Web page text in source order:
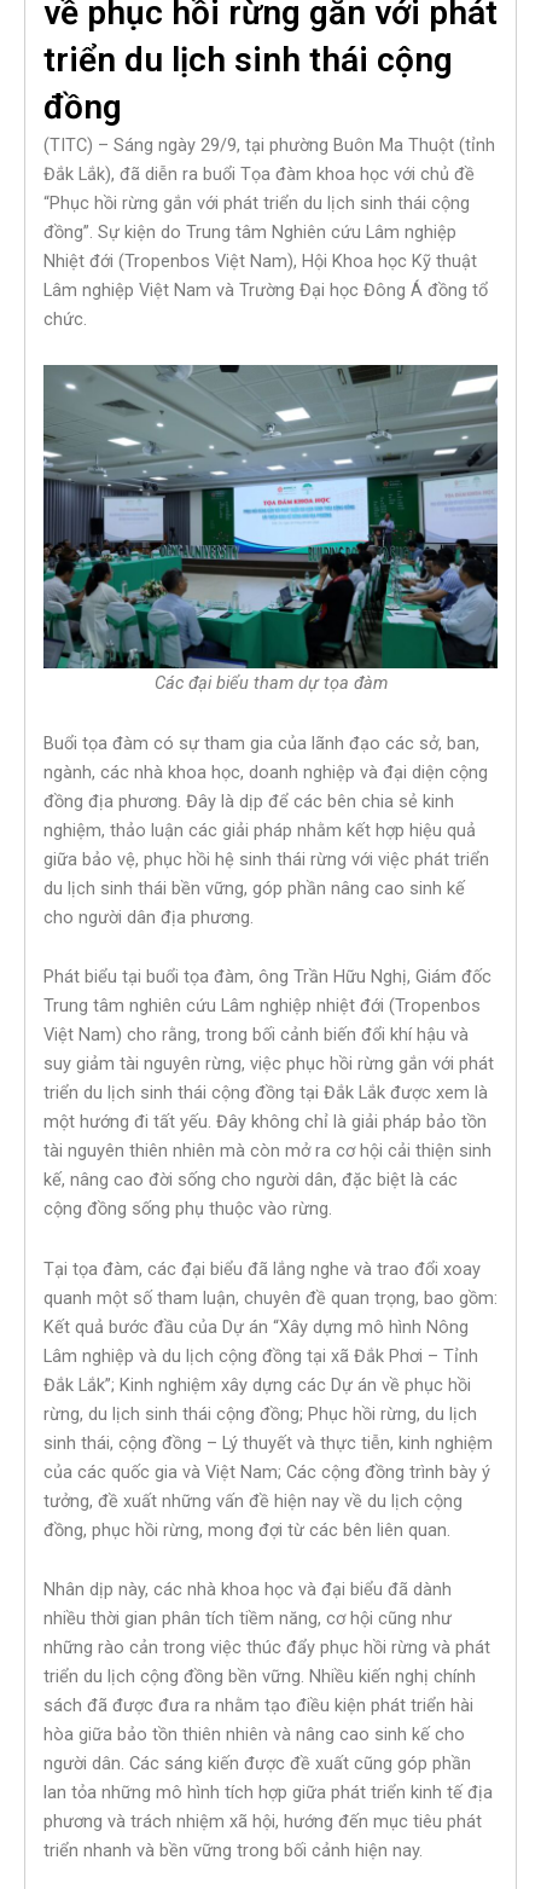
về phục hồi rừng gắn với phát
triển du lịch sinh thái cộng
đồng
(TITC) – Sáng ngày 29/9, tại phường Buôn Ma Thuột (tỉnh
Đắk Lắk), đã diễn ra buổi Tọa đàm khoa học với chủ đề
“Phục hồi rừng gắn với phát triển du lịch sinh thái cộng
đồng”. Sự kiện do Trung tâm Nghiên cứu Lâm nghiệp
Nhiệt đới (Tropenbos Việt Nam), Hội Khoa học Kỹ thuật
Lâm nghiệp Việt Nam và Trường Đại học Đông Á đồng tổ
chức.
Các đại biểu tham dự tọa đàm
Buổi tọa đàm có sự tham gia của lãnh đạo các sở, ban,
ngành, các nhà khoa học, doanh nghiệp và đại diện cộng
đồng địa phương. Đây là dịp để các bên chia sẻ kinh
nghiệm, thảo luận các giải pháp nhằm kết hợp hiệu quả
giữa bảo vệ, phục hồi hệ sinh thái rừng với việc phát triển
du lịch sinh thái bền vững, góp phần nâng cao sinh kế
cho người dân địa phương.
Phát biểu tại buổi tọa đàm, ông Trần Hữu Nghị, Giám đốc
Trung tâm nghiên cứu Lâm nghiệp nhiệt đới (Tropenbos
Việt Nam) cho rằng, trong bối cảnh biến đổi khí hậu và
suy giảm tài nguyên rừng, việc phục hồi rừng gắn với phát
triển du lịch sinh thái cộng đồng tại Đắk Lắk được xem là
một hướng đi tất yếu. Đây không chỉ là giải pháp bảo tồn
tài nguyên thiên nhiên mà còn mở ra cơ hội cải thiện sinh
kế, nâng cao đời sống cho người dân, đặc biệt là các
cộng đồng sống phụ thuộc vào rừng.
Tại tọa đàm, các đại biểu đã lắng nghe và trao đổi xoay
quanh một số tham luận, chuyên đề quan trọng, bao gồm:
Kết quả bước đầu của Dự án “Xây dựng mô hình Nông
Lâm nghiệp và du lịch cộng đồng tại xã Đắk Phơi – Tỉnh
Đắk Lắk”; Kinh nghiệm xây dựng các Dự án về phục hồi
rừng, du lịch sinh thái cộng đồng; Phục hồi rừng, du lịch
sinh thái, cộng đồng – Lý thuyết và thực tiễn, kinh nghiệm
của các quốc gia và Việt Nam; Các cộng đồng trình bày ý
tưởng, đề xuất những vấn đề hiện nay về du lịch cộng
đồng, phục hồi rừng, mong đợi từ các bên liên quan.
Nhân dịp này, các nhà khoa học và đại biểu đã dành
nhiều thời gian phân tích tiềm năng, cơ hội cũng như
những rào cản trong việc thúc đẩy phục hồi rừng và phát
triển du lịch cộng đồng bền vững. Nhiều kiến nghị chính
sách đã được đưa ra nhằm tạo điều kiện phát triển hài
hòa giữa bảo tồn thiên nhiên và nâng cao sinh kế cho
người dân. Các sáng kiến được đề xuất cũng góp phần
lan tỏa những mô hình tích hợp giữa phát triển kinh tế địa
phương và trách nhiệm xã hội, hướng đến mục tiêu phát
triển nhanh và bền vững trong bối cảnh hiện nay.